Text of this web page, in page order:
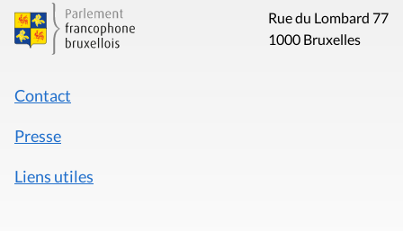
Rue du Lombard 77
1000 Bruxelles
Contact
Presse
Liens utiles